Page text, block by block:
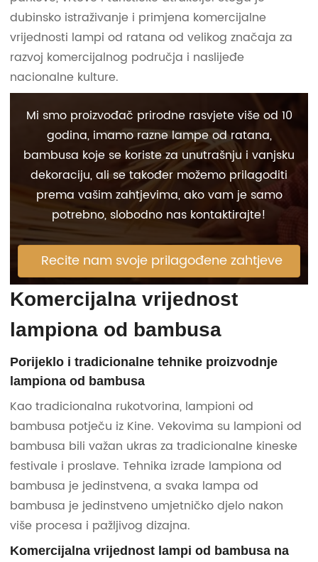
dubinsko istraživanje i primjena komercijalne
vrijednosti lampi od ratana od velikog značaja za
razvoj komercijalnog područja i naslijeđe
nacionalne kulture.
Mi smo proizvođač prirodne rasvjete više od 10
godina, imamo razne lampe od ratana,
bambusa koje se koriste za unutrašnju i vanjsku
dekoraciju, ali se također možemo prilagoditi
prema vašim zahtjevima, ako vam je samo
potrebno, slobodno nas kontaktirajte!
Recite nam svoje prilagođene zahtjeve
Komercijalna vrijednost
lampiona od bambusa
Porijeklo i tradicionalne tehnike proizvodnje
lampiona od bambusa
Kao tradicionalna rukotvorina, lampioni od
bambusa potječu iz Kine. Vekovima su lampioni od
bambusa bili važan ukras za tradicionalne kineske
festivale i proslave. Tehnika izrade lampiona od
bambusa je jedinstvena, a svaka lampa od
bambusa je jedinstveno umjetničko djelo nakon
više procesa i pažljivog dizajna.
Komercijalna vrijednost lampi od bambusa na